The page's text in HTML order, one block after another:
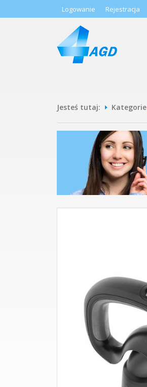
Logowanie Rejestracja
Jesteś tutaj: Kategorie